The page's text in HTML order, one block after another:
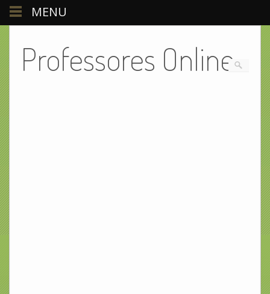
Professores Online
MENU